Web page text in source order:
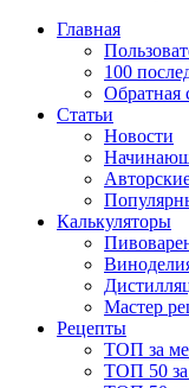
Главная
100
Обратная
Статьи
Новости
Калькуляторы
Мастер
Рецепты
ТОП за
ТОП 50 за